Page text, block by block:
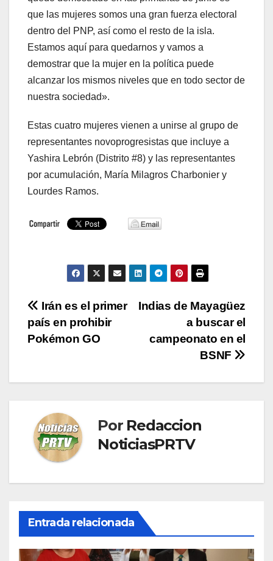
que las mujeres somos una gran fuerza electoral
dentro del PNP, así como el resto de la isla.
Estamos aquí para quedarnos y vamos a
demostrar que la mujer en la política puede
alcanzar los mismos niveles que en todo sector de
nuestra sociedad».
Estas cuatro mujeres vienen a unirse al grupo de
representantes novoprogresistas que incluye a
Yashira Lebrón (Distrito #8) y las representantes
por acumulación, María Milagros Charbonier y
Lourdes Ramos.
Navegación
de
Indias de Mayagüez
a buscar el
campeonato en el
BSNF
Irán es el primer
país en prohibir
Pokémon GO
Por Redaccion
NoticiasPRTV
Entrada relacionada